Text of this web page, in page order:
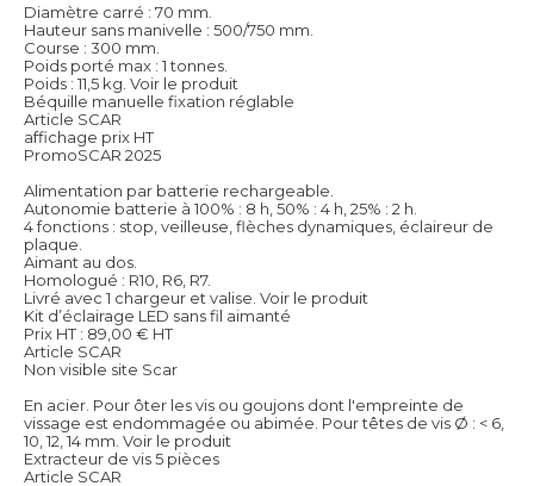
Diamètre carré : 70 mm.
Hauteur sans manivelle : 500/750 mm.
Course : 300 mm.
Poids porté max : 1 tonnes.
Poids : 11,5 kg. Voir le produit
Béquille manuelle fixation réglable
Article SCAR
affichage prix HT
PromoSCAR 2025
Alimentation par batterie rechargeable.
Autonomie batterie à 100% : 8 h, 50% : 4 h, 25% : 2 h.
4 fonctions : stop, veilleuse, flèches dynamiques, éclaireur de
plaque.
Aimant au dos.
Homologué : R10, R6, R7.
Livré avec 1 chargeur et valise. Voir le produit
Kit d’éclairage LED sans fil aimanté
Prix HT : 89,00 € HT
Article SCAR
Non visible site Scar
En acier. Pour ôter les vis ou goujons dont l'empreinte de
vissage est endommagée ou abimée. Pour têtes de vis Ø : < 6,
10, 12, 14 mm. Voir le produit
Extracteur de vis 5 pièces
Article SCAR